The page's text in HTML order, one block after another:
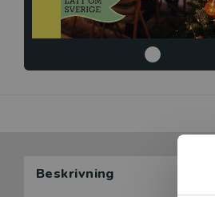
Beskrivning